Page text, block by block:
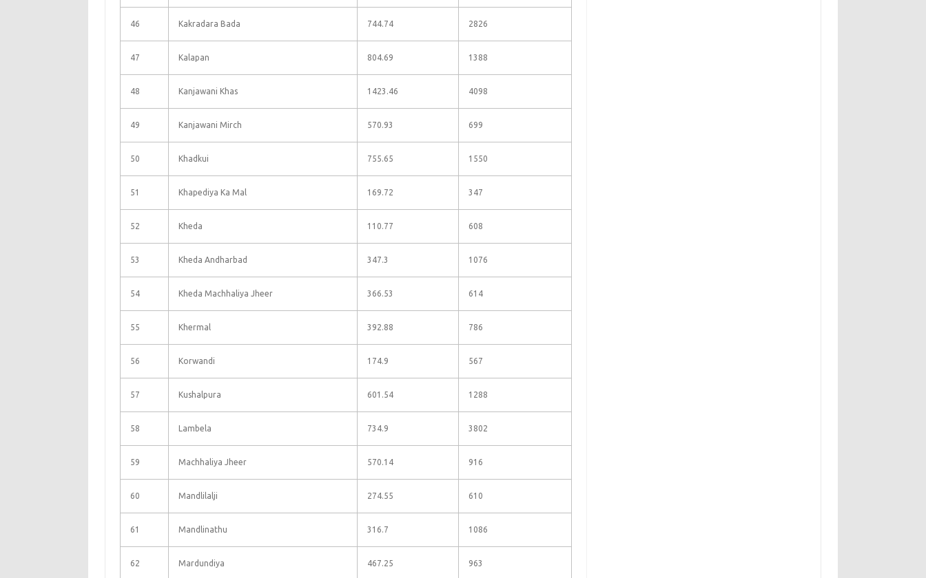
46 Kakradara Bada 744.74 2826
47 Kalapan 804.69 1388
48 Kanjawani Khas 1423.46 4098
49 Kanjawani Mirch 570.93 699
50 Khadkui 755.65 1550
51 Khapediya Ka Mal 169.72 347
52 Kheda 110.77 608
53 Kheda Andharbad 347.3 1076
54 Kheda Machhaliya Jheer 366.53 614
55 Khermal 392.88 786
56 Korwandi 174.9 567
57 Kushalpura 601.54 1288
58 Lambela 734.9 3802
59 Machhaliya Jheer 570.14 916
60 Mandlilalji 274.55 610
61 Mandlinathu 316.7 1086
62 Mardundiya 467.25 963